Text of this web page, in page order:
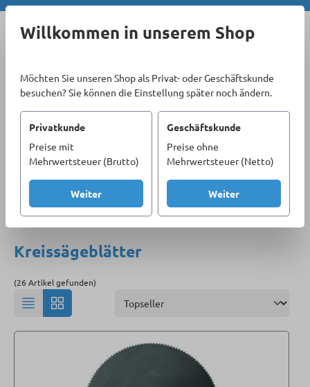
Zum Hauptinhalt springen
Willkommen in unserem Shop
Möchten Sie unseren Shop als Privat- oder Geschäftskunde
besuchen? Sie können die Einstellung später noch ändern.
Privatkunde
Preise mit
Mehrwertsteuer (Brutto)
Weiter
Geschäftskunde
Preise ohne
Mehrwertsteuer (Netto)
Weiter
Sortiment Materialbearbeitung
Sägeblätter
Kreissägeblätter
Kreissägeblätter
(26 Artikel gefunden)